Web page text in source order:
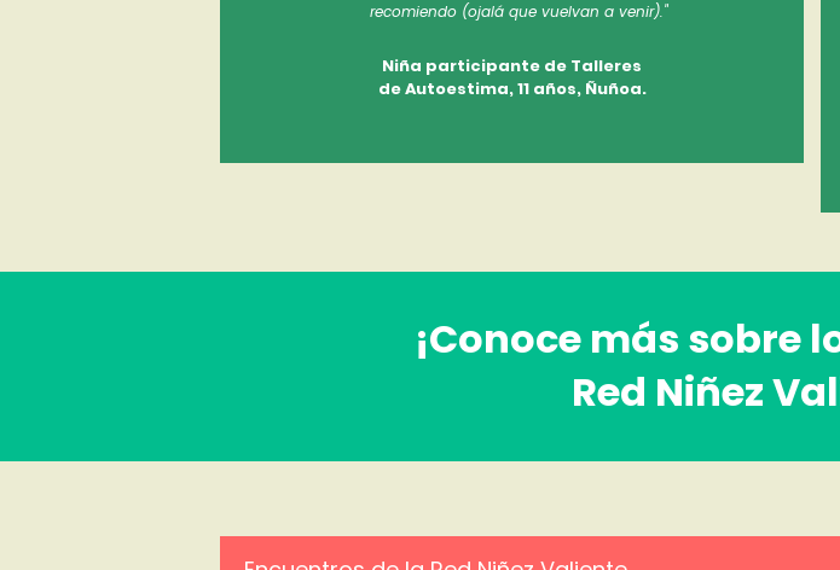
recomiendo (ojalá que vuelvan a venir)."
Niña participante de Talleres
de Autoestima, 11 años, Ñuñoa.
¡Conoce más sobre
Red Niñez